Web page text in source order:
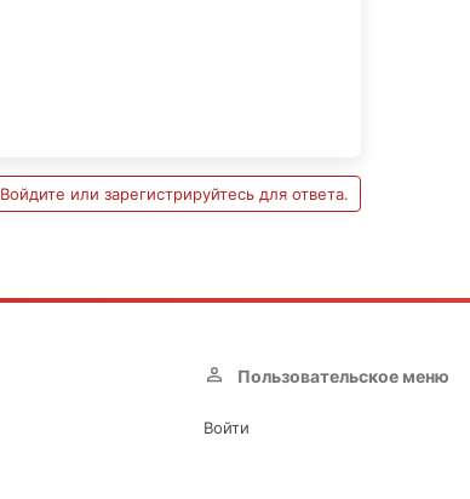
Войдите или зарегистрируйтесь для ответа.
Пользовательское меню
Войти